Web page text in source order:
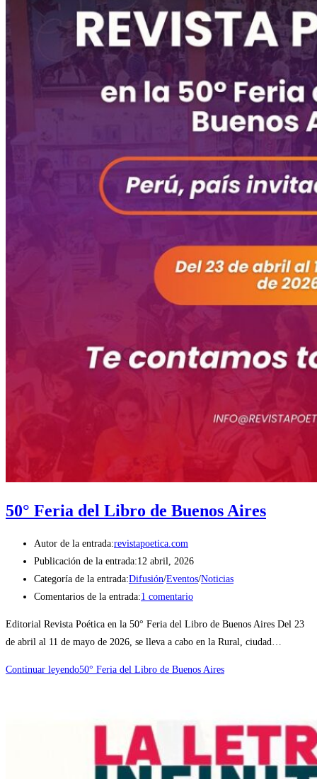
50° Feria del Libro de Buenos Aires
Autor de la entrada:revistapoetica.com
Publicación de la entrada:12 abril, 2026
Categoría de la entrada:Difusión/Eventos/Noticias
Comentarios de la entrada:1 comentario
Editorial Revista Poética en la 50° Feria del Libro de Buenos Aires Del 23
de abril al 11 de mayo de 2026, se lleva a cabo en la Rural, ciudad…
Continuar leyendo50° Feria del Libro de Buenos Aires